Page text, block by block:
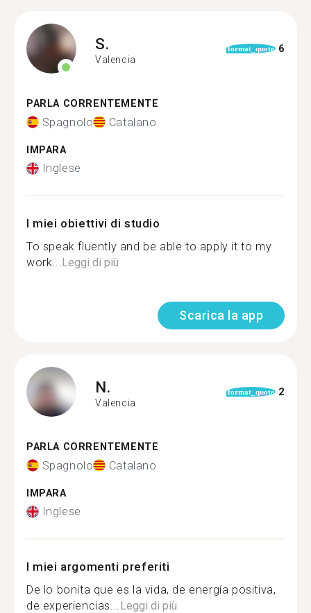
S.
Valencia
format_quote 6
PARLA CORRENTEMENTE
Spagnolo Catalano
IMPARA
Inglese
I miei obiettivi di studio
To speak fluently and be able to apply it to my
work...Leggi di più
Scarica la app
N.
Valencia
format_quote 2
PARLA CORRENTEMENTE
Spagnolo Catalano
IMPARA
Inglese
I miei argomenti preferiti
De lo bonita que es la vida, de energía positiva,
de experiencias...Leggi di più